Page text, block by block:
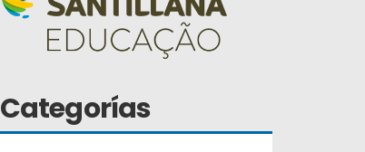
Categorías